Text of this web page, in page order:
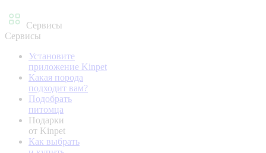
Сервисы
Сервисы
Установите
приложение Kinpet
Какая порода
подходит вам?
Подобрать
питомца
Подарки
от Kinpet
Как выбрать